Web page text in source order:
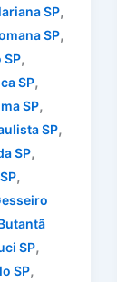
SP,
SP,
SP,
SP,
SP,
SP,
SP,
,
SP,
SP,